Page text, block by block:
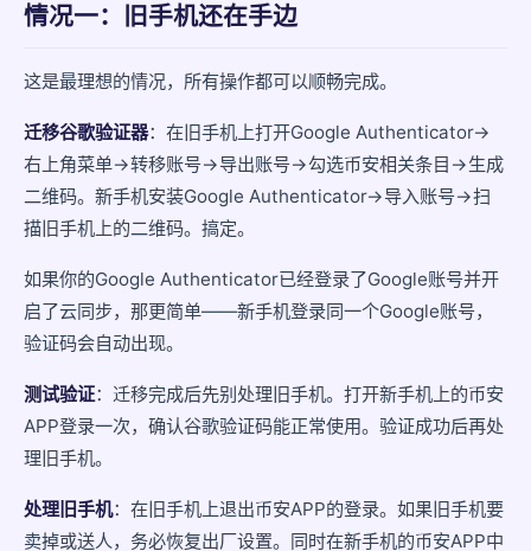
情况一：旧手机还在手边
这是最理想的情况，所有操作都可以顺畅完成。
迁移谷歌验证器：在旧手机上打开Google Authenticator→
右上角菜单→转移账号→导出账号→勾选币安相关条目→生成
二维码。新手机安装Google Authenticator→导入账号→扫
描旧手机上的二维码。搞定。
如果你的Google Authenticator已经登录了Google账号并开
启了云同步，那更简单——新手机登录同一个Google账号，
验证码会自动出现。
测试验证：迁移完成后先别处理旧手机。打开新手机上的币安
APP登录一次，确认谷歌验证码能正常使用。验证成功后再处
理旧手机。
处理旧手机：在旧手机上退出币安APP的登录。如果旧手机要
卖掉或送人，务必恢复出厂设置。同时在新手机的币安APP中